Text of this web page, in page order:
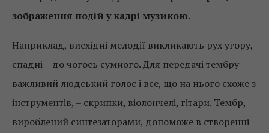
зображення подій у кадрі музикою.
Наприклад, висхідні мелодії викликають рух угору,
спадні – до чогось сумного. Для передачі тембру
важливий людський голос і все, що на нього схоже з
інструментів, – скрипки, віолончелі, гітари. Тембр,
вироблений синтезаторами, допоможе в створенні